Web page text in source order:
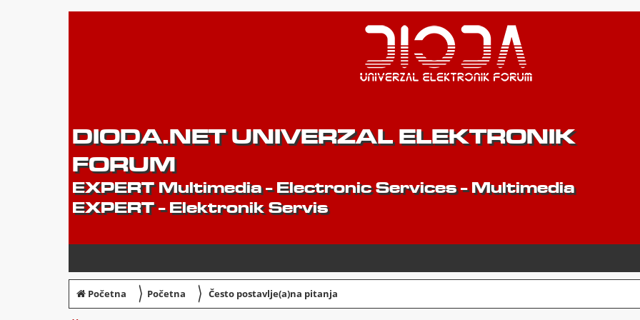
DIODA.NET UNIVERZAL ELEKTRONIK
FORUM
EXPERT Multimedia - Electronic Services - Multimedia
EXPERT - Elektronik Servis
Početna 〉 Početna 〉 Često postavlje(a)na pitanja